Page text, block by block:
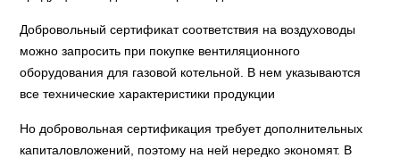
Добровольный сертификат соответствия на воздуховоды
можно запросить при покупке вентиляционного
оборудования для газовой котельной. В нем указываются
все технические характеристики продукции
Но добровольная сертификация требует дополнительных
капиталовложений, поэтому на ней нередко экономят. В